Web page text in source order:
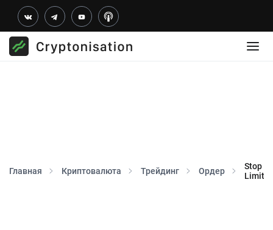
Главная Криптовалюта Трейдинг Ордер
Stop
Limit